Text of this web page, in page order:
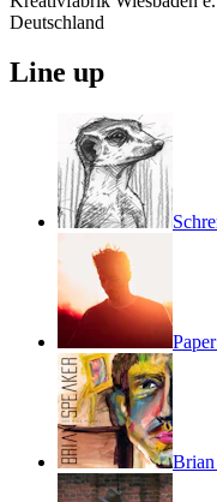
Deutschland
Line up
Brian